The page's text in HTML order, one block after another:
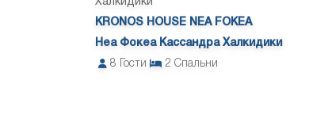
Халкидики
KRONOS HOUSE NEA FOKEA
Неа Фокеа Кассандра Халкидики
8
Гости 2 Спальни